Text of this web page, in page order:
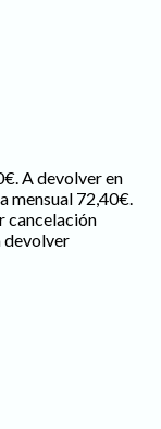
A devolver en
mensual 72,40€.
cancelación
devolver